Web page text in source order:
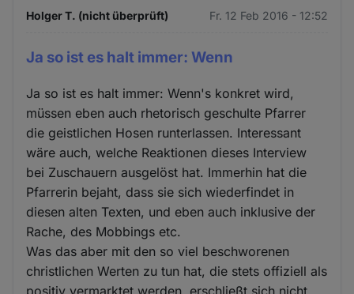
Holger T. (nicht überprüft) Fr. 12 Feb 2016 - 12:52
Ja so ist es halt immer: Wenn
Ja so ist es halt immer: Wenn's konkret wird,
müssen eben auch rhetorisch geschulte Pfarrer
die geistlichen Hosen runterlassen. Interessant
wäre auch, welche Reaktionen dieses Interview
bei Zuschauern ausgelöst hat. Immerhin hat die
Pfarrerin bejaht, dass sie sich wiederfindet in
diesen alten Texten, und eben auch inklusive der
Rache, des Mobbings etc.
Was das aber mit den so viel beschworenen
christlichen Werten zu tun hat, die stets offiziell als